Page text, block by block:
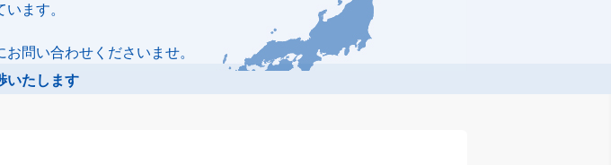
ます。
問い合わせくださいませ。
いたします